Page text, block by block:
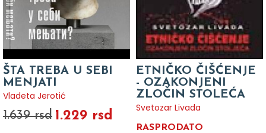
ŠTA TREBA U SEBI
MENJATI
Vladeta Jerotić
1.639 rsd 1.229 rsd
ETNIČKO ČIŠĆENJE
- OZAKONJENI
ZLOČIN STOLEĆA
Svetozar Livada
RASPRODATO